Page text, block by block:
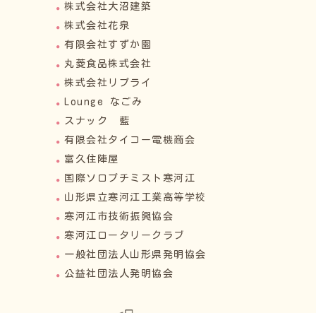
株式会社大沼建築
株式会社花泉
有限会社すずか園
丸菱食品株式会社
株式会社リプライ
Lounge なごみ
スナック 藍
有限会社タイコー電機商会
富久住陣屋
国際ソロプチミスト寒河江
山形県立寒河江工業高等学校
寒河江市技術振興協会
寒河江ロータリークラブ
一般社団法人山形県発明協会
公益社団法人発明協会